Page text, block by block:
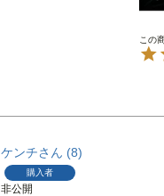
ケンチ 8
購入者
非公開